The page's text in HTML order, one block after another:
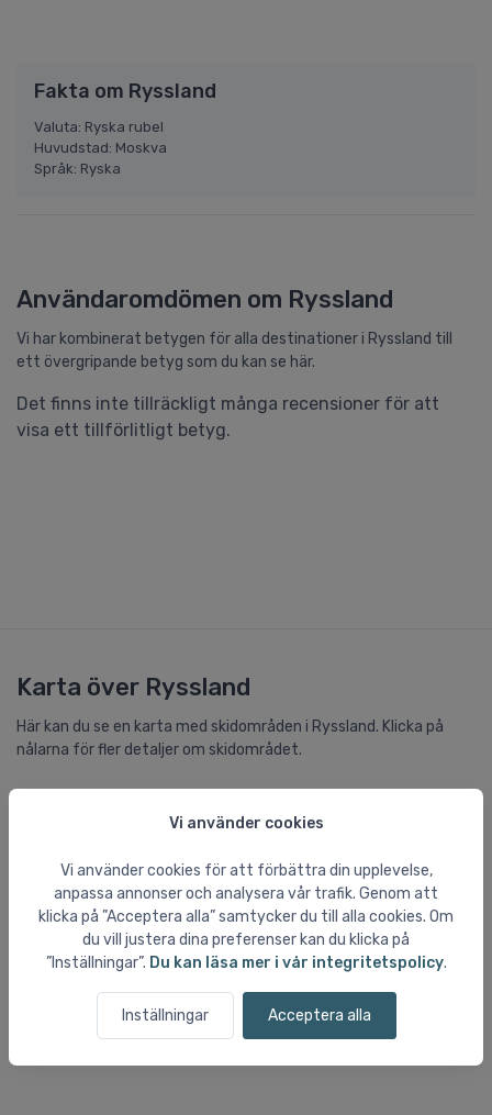
Vi använder cookies
Vi använder cookies för att förbättra din upplevelse,
anpassa annonser och analysera vår trafik. Genom att
klicka på ”Acceptera alla” samtycker du till alla cookies. Om
du vill justera dina preferenser kan du klicka på
”Inställningar”. Du kan läsa mer i vår integritetspolicy.
Inställningar Acceptera alla
Fakta om Ryssland
Valuta: Ryska rubel
Huvudstad: Moskva
Språk: Ryska
Användaromdömen om Ryssland
Vi har kombinerat betygen för alla destinationer i Ryssland till
ett övergripande betyg som du kan se här.
Det finns inte tillräckligt många recensioner för att
visa ett tillförlitligt betyg.
Karta över Ryssland
Här kan du se en karta med skidområden i Ryssland. Klicka på
nålarna för fler detaljer om skidområdet.